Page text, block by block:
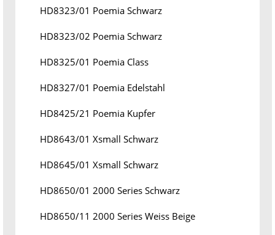
HD8323/01 Poemia Schwarz
HD8323/02 Poemia Schwarz
HD8325/01 Poemia Class
HD8327/01 Poemia Edelstahl
HD8425/21 Poemia Kupfer
HD8643/01 Xsmall Schwarz
HD8645/01 Xsmall Schwarz
HD8650/01 2000 Series Schwarz
HD8650/11 2000 Series Weiss Beige